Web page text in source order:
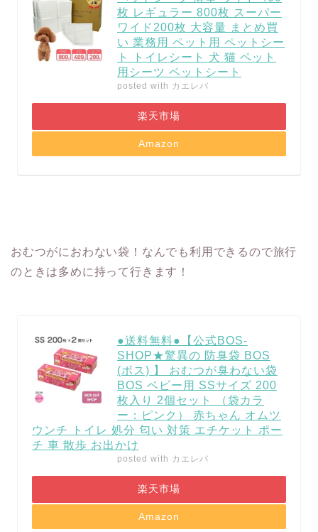
枚 レギュラー 800枚 スーパー
ワイド200枚 大容量 まとめ買
い 業務用 ペット用 ペットシー
ト トイレシート 犬 猫 ペット
用シーツ ペットシート
posted with カエレバ
楽天市場
Amazon
おむつがにおわない袋！なんでも利用できるので旅行
のときは多めに持って行きます！
●送料無料●【公式BOS-
SHOP★驚異の 防臭袋 BOS
(ボス) 】 おむつが臭わない袋
BOS ベビー用 SSサイズ 200
枚入り 2個セット （袋カラ
ー：ピンク） 赤ちゃん オムツ
ウンチ トイレ 処分 匂い 対策 エチケット ポー
チ 車 散歩 お出かけ
posted with カエレバ
楽天市場
Amazon